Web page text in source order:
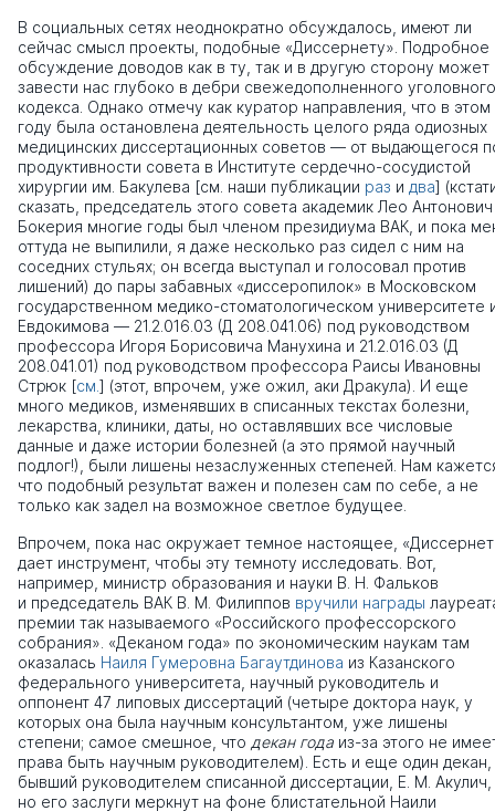
В социальных сетях неоднократно обсуждалось, имеют ли
сейчас смысл проекты, подобные «Диссернету». Подробное
обсуждение доводов как в ту, так и в другую сторону может
завести нас глубоко в дебри свежедополненного уголовного
кодекса. Однако отмечу как куратор направления, что в этом
году была остановлена деятельность целого ряда одиозных
медицинских диссертационных советов — от выдающегося
продуктивности совета в Институте сердечно-сосудистой
хирургии им. Бакулева [см. наши публикации раз и два]
сказать, председатель этого совета академик Лео Антонович
Бокерия многие годы был членом президиума ВАК, и пока
оттуда не выпилили, я даже несколько раз сидел с ним на
соседних стульях; он всегда выступал и голосовал против
лишений) до пары забавных «диссеропилок» в Московском
государственном медико-стоматологическом университете
Евдокимова — 21.2.016.03 (Д 208.041.06) под руководством
профессора Игоря Борисовича Манухина и 21.2.016.03 (Д
208.041.01) под руководством профессора Раисы Ивановны
Стрюк [см. ] (этот, впрочем, уже ожил, аки Дракула). И еще
много медиков, изменявших в списанных текстах болезни,
лекарства, клиники, даты, но оставлявших все числовые
данные и даже истории болезней (а это прямой научный
подлог!), были лишены незаслуженных степеней. Нам
что подобный результат важен и полезен сам по себе, а не
только как задел на возможное светлое будущее.
Впрочем, пока нас окружает темное настоящее,
дает инструмент, чтобы эту темноту исследовать. Вот,
например, министр образования и науки В. Н. Фальков
и председатель ВАК В. М. Филиппов вручили награды
премии так называемого «Российского профессорского
собрания». «Деканом года» по экономическим наукам там
оказалась Наиля Гумеровна Багаутдинова из Казанского
федерального университета, научный руководитель и
оппонент 47 липовых диссертаций (четыре доктора наук, у
которых она была научным консультантом, уже лишены
степени; самое смешное, что декан года из-за этого не
права быть научным руководителем). Есть и еще один декан,
бывший руководителем списанной диссертации, Е. М. Акулич,
но его заслуги меркнут на фоне блистательной Наили